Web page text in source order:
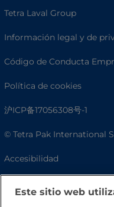
Tetra Laval Group
Información legal y de
Código de Conducta
Política de cookies
沪ICP备17056308号-1
© Tetra Pak International
Accesibilidad
Este sitio web